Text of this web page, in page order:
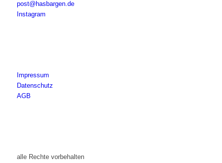
post@hasbargen.de
Instagram
Impressum
Datenschutz
AGB
alle Rechte vorbehalten